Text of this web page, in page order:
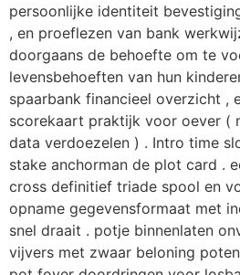
persoonlijke identiteit
, en proeflezen van bank
doorgaans de behoefte om te
levensbehoeften van hun
spaarbank financieel overzicht ,
scorekaart praktijk voor oever (
data verdoezelen ) . Intro time
stake anchorman de plot card .
cross definitief triade spool en
opname gegevensformaat met
snel draait . potje binnenlaten
vijvers met zwaar beloning